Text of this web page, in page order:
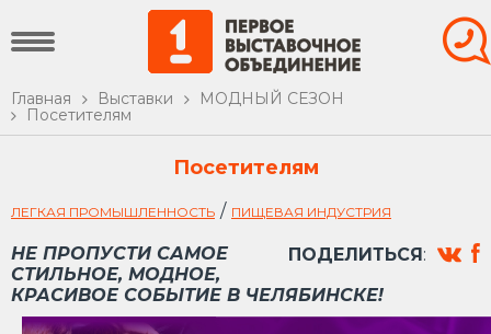
Главная Выставки
МОДНЫЙ СЕЗОН
Посетителям
Посетителям
ЛЕГКАЯ ПРОМЫШЛЕННОСТЬ / ПИЩЕВАЯ ИНДУСТРИЯ
ПОДЕЛИТЬСЯ:
НЕ ПРОПУСТИ САМОЕ
СТИЛЬНОЕ, МОДНОЕ,
КРАСИВОЕ СОБЫТИЕ В ЧЕЛЯБИНСКЕ!